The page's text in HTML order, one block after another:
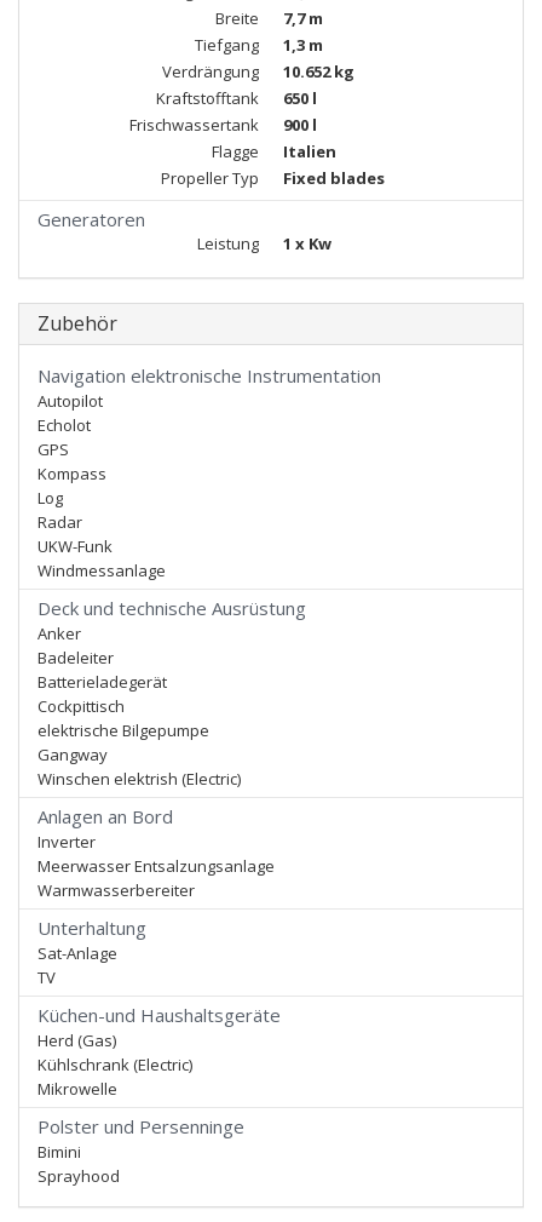
Breite
7,7 m
Tiefgang
1,3 m
Verdrängung
10.652 kg
Kraftstofftank
650 l
Frischwassertank
900 l
Flagge
Italien
Propeller Typ
Fixed blades
Generatoren
Leistung 1 x Kw
Zubehör
Navigation elektronische Instrumentation
Autopilot
Echolot
GPS
Kompass
Log
Radar
UKW-Funk
Windmessanlage
Deck und technische Ausrüstung
Anker
Badeleiter
Batterieladegerät
Cockpittisch
elektrische Bilgepumpe
Gangway
Winschen elektrish (Electric)
Anlagen an Bord
Inverter
Meerwasser Entsalzungsanlage
Warmwasserbereiter
Unterhaltung
Sat-Anlage
TV
Küchen-und Haushaltsgeräte
Herd (Gas)
Kühlschrank (Electric)
Mikrowelle
Polster und Persenninge
Bimini
Sprayhood